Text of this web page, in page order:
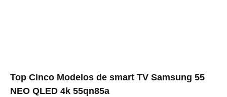
Top Cinco Modelos de smart TV Samsung 55
NEO QLED 4k 55qn85a